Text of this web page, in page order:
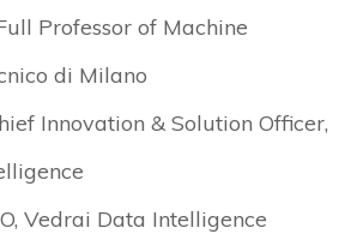
Professor of Machine
di Milano
Innovation & Solution Officer,
Vedrai Data Intelligence